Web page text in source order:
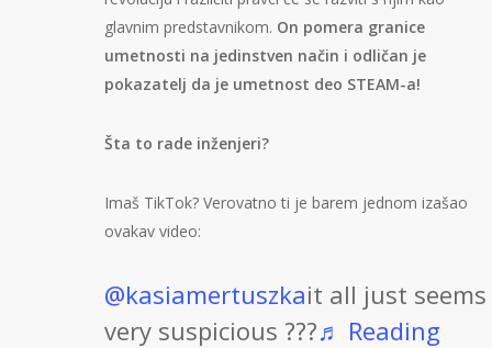
glavnim predstavnikom. On pomera granice
umetnosti na jedinstven način i odličan je
pokazatelj da je umetnost deo STEAM-a!
Šta to rade inženjeri?
Imaš TikTok? Verovatno ti je barem jednom izašao
ovakav video:
@kasiamertuszkait all just seems
very suspicious ???♬ Reading